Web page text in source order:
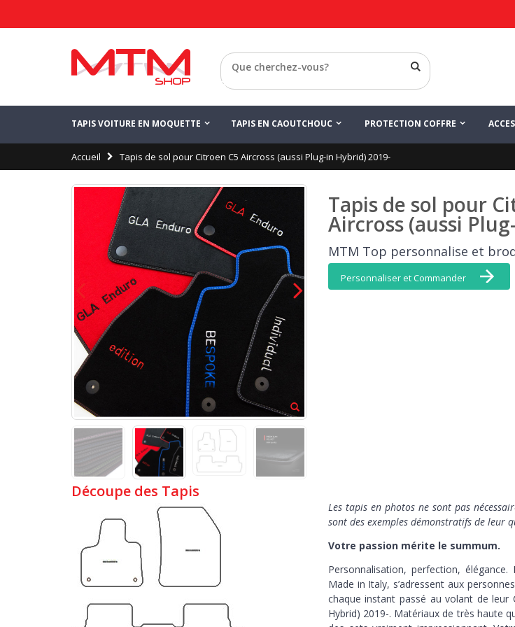
Retour
TAPIS VOITURE EN MOQUETTE TAPIS EN CAOUTCHOUC PROTECTION COFFRE
Accueil Tapis de sol pour Citroen C5 Aircross (aussi Plug-in Hybrid) 2019-
Découpe des Tapis
Tapis de sol pour
Aircross (aussi
MTM Top personnalise et
Personnaliser et Commander
Les tapis en photos ne sont pas
sont des exemples démonstratifs de leur
Votre passion mérite le summum.
Personnalisation, perfection,
Made in Italy, s’adressent aux
chaque instant passé au volant de leur
Hybrid) 2019-. Matériaux de très haute